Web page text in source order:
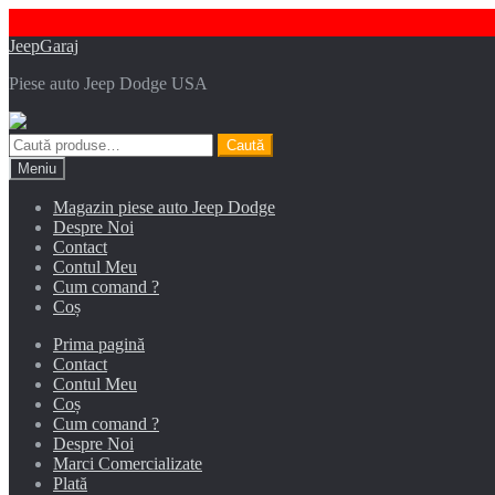
Sari
navigare
Sari
conținut
JeepGaraj
Piese auto Jeep Dodge USA
Caută
după:
Caută
Meniu
Magazin piese auto Jeep Dodge
Despre Noi
Contact
Contul Meu
Cum comand ?
Coș
Prima pagină
Contact
Contul Meu
Coș
Cum comand ?
Despre Noi
Marci Comercializate
Plată